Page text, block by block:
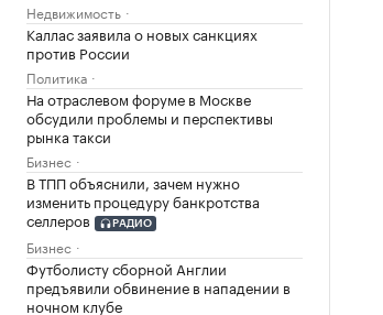
Недвижимость
Каллас заявила о новых санкциях
против России
Политика
На отраслевом форуме в Москве
обсудили проблемы и перспективы
рынка такси
Бизнес
В ТПП объяснили, зачем нужно
изменить процедуру банкротства
селлеров
РАДИО
Бизнес
Футболисту сборной Англии
предъявили обвинение в нападении в
ночном клубе